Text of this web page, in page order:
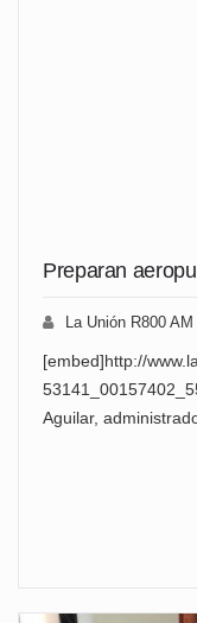
Preparan
La Unión R800 AM
[embed]http://
Aguilar,